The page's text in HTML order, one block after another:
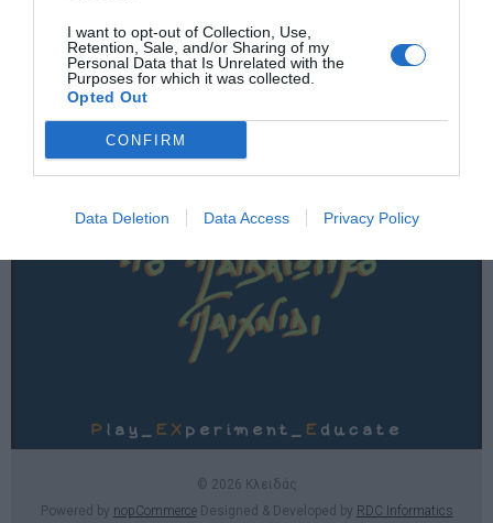
I want to opt-out of Collection, Use,
Retention, Sale, and/or Sharing of my
Personal Data that Is Unrelated with the
Purposes for which it was collected.
Opted Out
CONFIRM
Data Deletion Data Access Privacy Policy
Χρήσιμες σελίδες
E-SHOP
Επικοινωνία
© 2026 Κλειδάς
Powered by nopCommerceDesigned & Developed by RDC Informatics